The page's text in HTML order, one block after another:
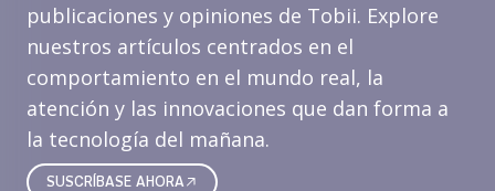
publicaciones y opiniones de Tobii. Explore
nuestros artículos centrados en el
comportamiento en el mundo real, la
atención y las innovaciones que dan forma a
la tecnología del mañana.
SUSCRÍBASE AHORA